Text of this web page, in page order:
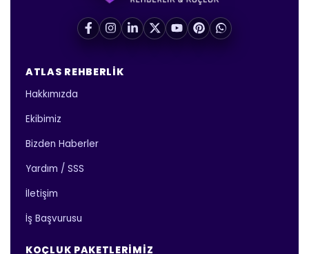
ATLAS REHBERLIK
Hakkımızda
Ekibimiz
Bizden Haberler
Yardım / SSS
İletişim
İş Başvurusu
KOÇLUK PAKETLERIMIZ